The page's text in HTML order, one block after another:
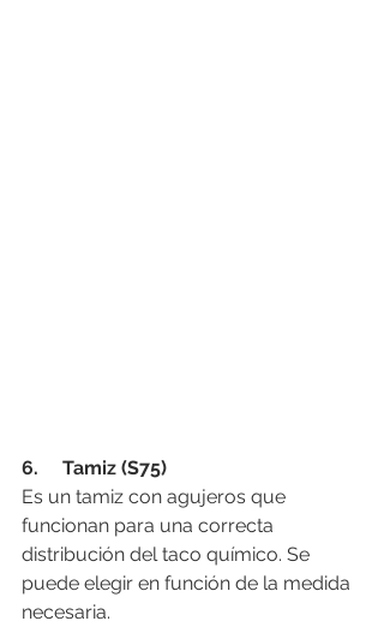
6.     Tamiz (S75)
Es un tamiz con agujeros que
funcionan para una correcta
distribución del taco químico. Se
puede elegir en función de la medida
necesaria.